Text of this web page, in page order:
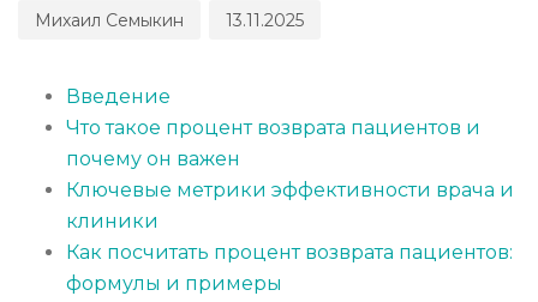
Михаил Семыкин 13.11.2025
Введение
Что такое процент возврата пациентов и
почему он важен
Ключевые метрики эффективности врача и
клиники
Как посчитать процент возврата пациентов:
формулы и примеры